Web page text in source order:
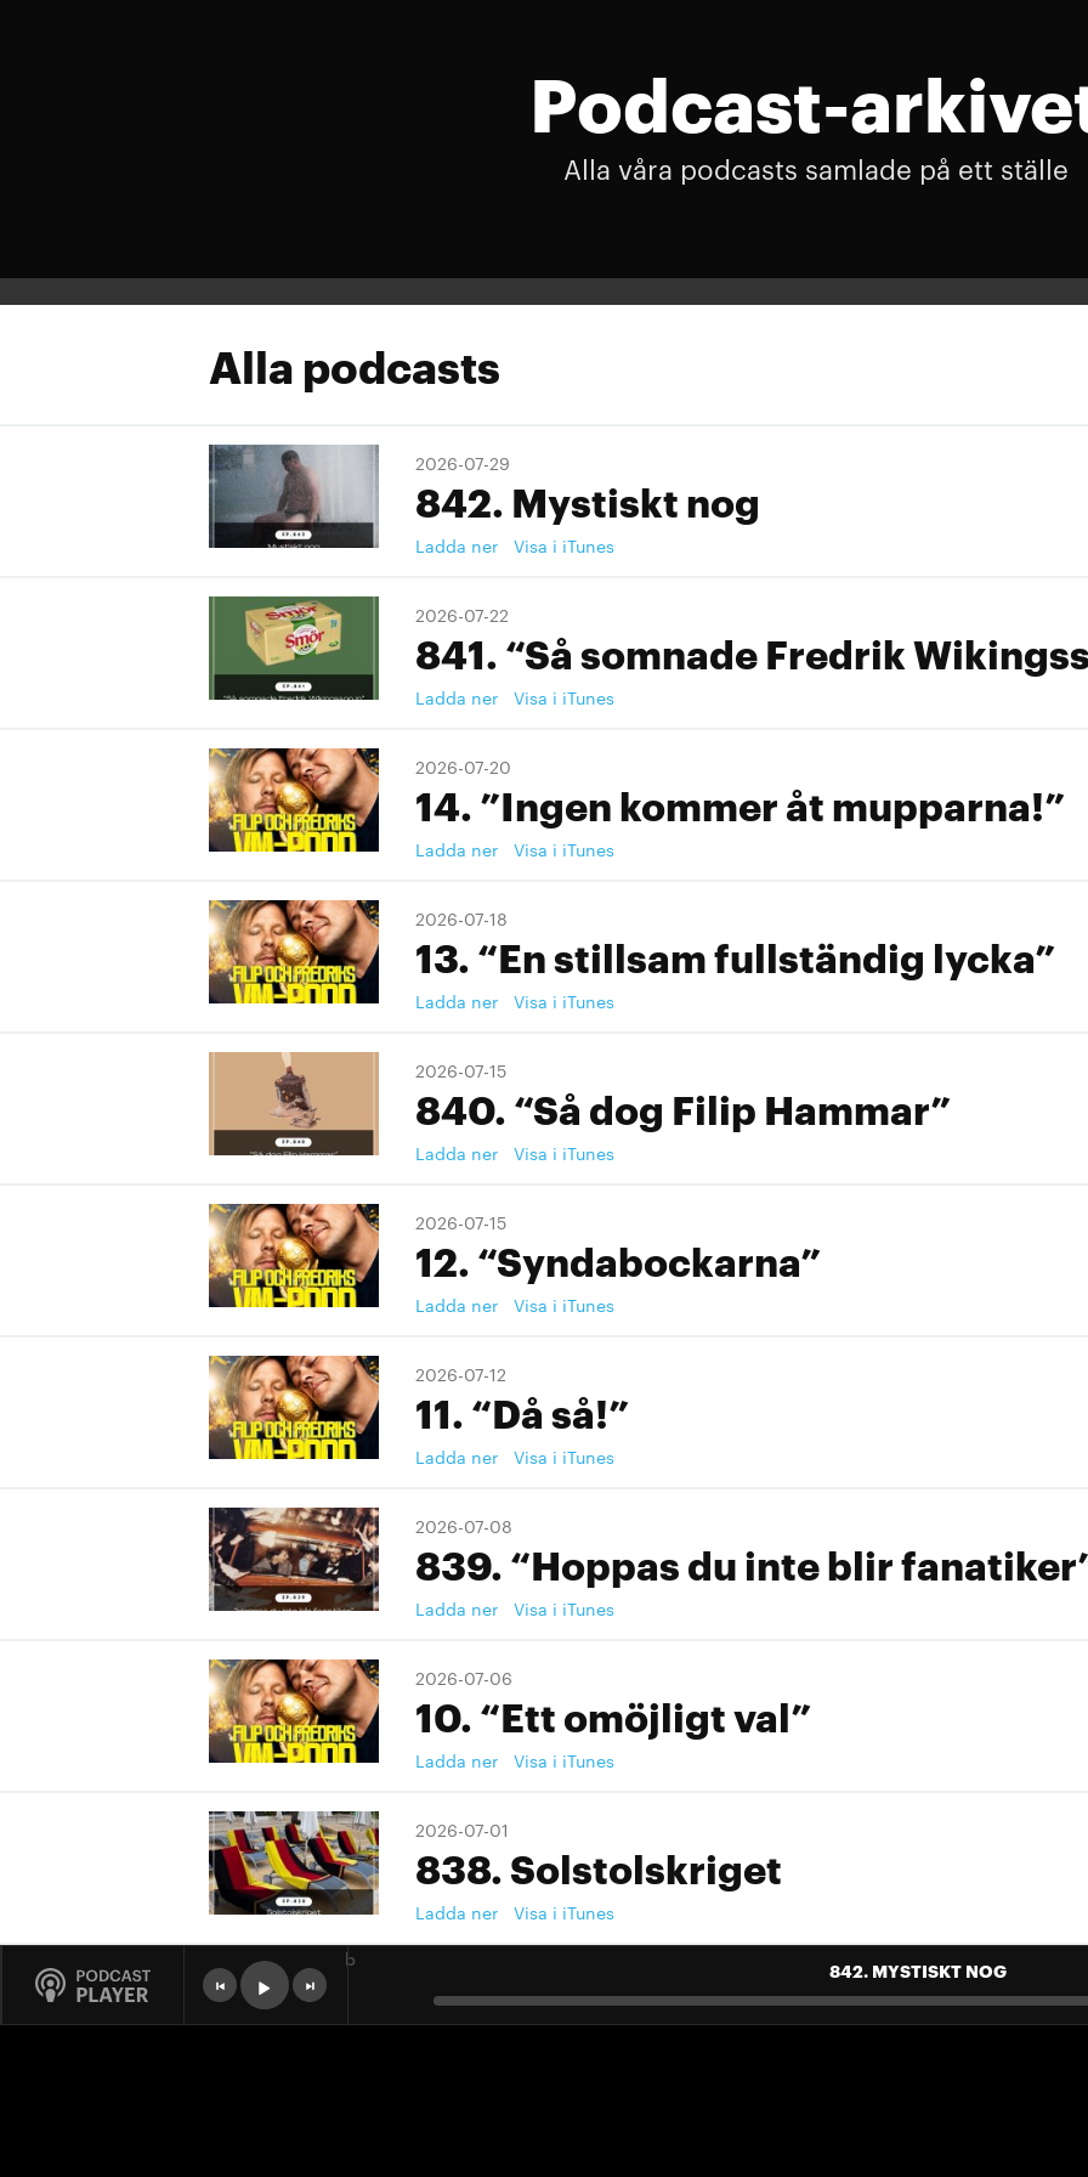
Podcast-
Alla våra podcasts samlade på ett ställe
Alla podcasts
2026-07-29
842. Mystiskt nog
Ladda ner Visa i iTunes
2026-07-22
841. “Så somnade Fredrik
Ladda ner Visa i iTunes
2026-07-20
14. ”Ingen kommer åt mupparna!”
Ladda ner Visa i iTunes
2026-07-18
13. “En stillsam fullständig lycka”
Ladda ner Visa i iTunes
2026-07-15
840. “Så dog Filip Hammar”
Ladda ner Visa i iTunes
2026-07-15
12. “Syndabockarna”
Ladda ner Visa i iTunes
2026-07-12
11. “Då så!”
Ladda ner Visa i iTunes
2026-07-08
839. “Hoppas du inte blir
Ladda ner Visa i iTunes
2026-07-06
10. “Ett omöjligt val”
Ladda ner Visa i iTunes
2026-07-01
838. Solstolskriget
Ladda ner Visa i iTunes
9. "Ett landslag att älska"
842. MYSTISKT NOG
b